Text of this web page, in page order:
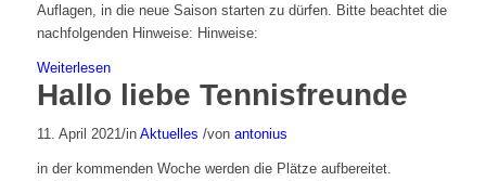
Auflagen, in die neue Saison starten zu dürfen. Bitte beachtet die
nachfolgenden Hinweise: Hinweise:
Weiterlesen
Hallo liebe Tennisfreunde
11. April 2021 /in Aktuelles /von antonius
in der kommenden Woche werden die Plätze aufbereitet.